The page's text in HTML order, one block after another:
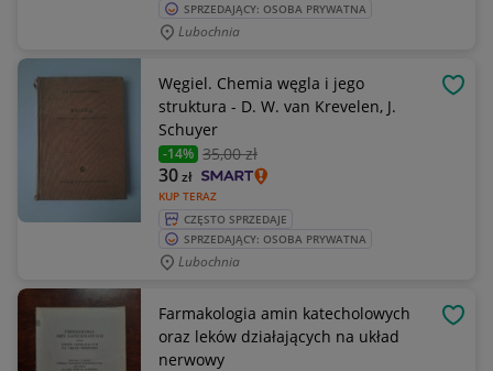
SPRZEDAJĄCY: OSOBA PRYWATNA
Lubochnia
Węgiel. Chemia węgla i jego
struktura - D. W. van Krevelen, J.
Schuyer
-14% 35,00 zł
KUP TERAZ
30zł
CZĘSTO SPRZEDAJE
SPRZEDAJĄCY: OSOBA PRYWATNA
Lubochnia
Farmakologia amin katecholowych
oraz leków działających na układ
nerwowy